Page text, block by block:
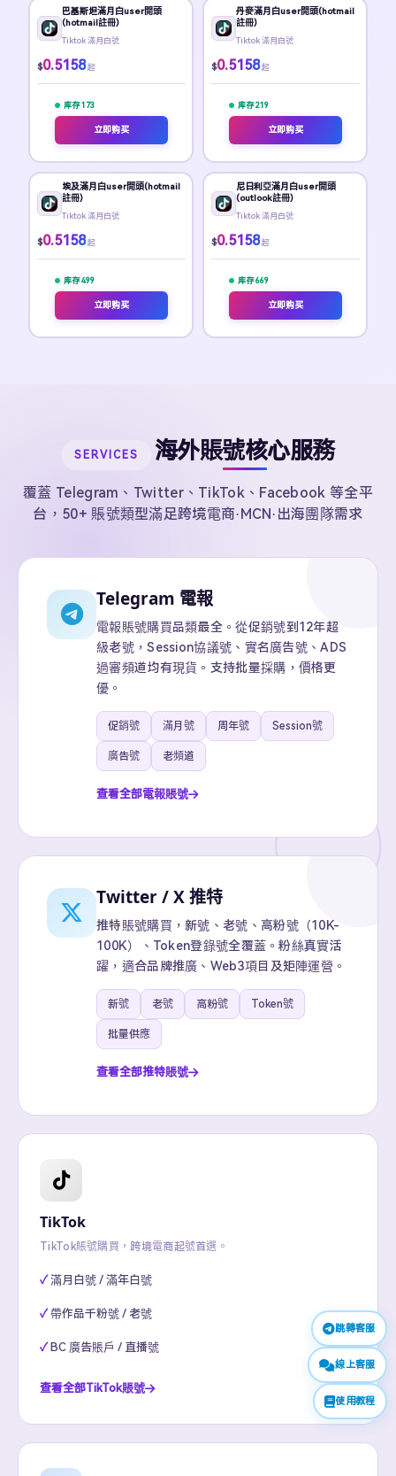
巴基斯坦滿月白user開頭
(hotmail註冊)
Tiktok 滿月白號
$0.5158 起
库存 173
立即购买
丹麥滿月白user開頭(hotmail
註冊)
Tiktok 滿月白號
$0.5158 起
库存 219
立即购买
埃及滿月白user開頭(hotmail
註冊)
Tiktok 滿月白號
$0.5158 起
库存 499
立即购买
尼日利亞滿月白user開頭
(outlook註冊)
Tiktok 滿月白號
$0.5158 起
库存 669
立即购买
SERVICES 海外賬號核心服務
覆蓋 Telegram、Twitter、TikTok、Facebook 等全平
台，50+ 賬號類型滿足跨境電商·MCN·出海團隊需求
Telegram 電報
電報賬號購買品類最全。從促銷號到12年超
級老號，Session協議號、實名廣告號、ADS
過審頻道均有現貨。支持批量採購，價格更
優。
促銷號 滿月號 周年號 Session號
廣告號 老頻道
查看全部電報賬號
Twitter / X 推特
推特賬號購買，新號、老號、高粉號（10K-
100K）、Token登錄號全覆蓋。粉絲真實活
躍，適合品牌推廣、Web3項目及矩陣運營。
新號 老號 高粉號 Token號
批量供應
查看全部推特賬號
TikTok
TikTok賬號購買，跨境電商起號首選。
滿月白號 / 滿年白號
帶作品千粉號 / 老號
BC 廣告賬戶 / 直播號
查看全部TikTok賬號
跳轉客服
線上客服
使用教程